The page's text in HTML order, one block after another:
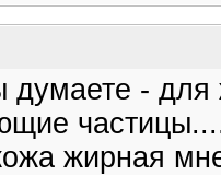
думаете -
жирная